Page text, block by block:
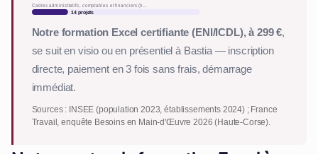
Cadres administratifs, comptables et financiers (h…
14 projets
Notre formation Excel certifiante (ENI/ICDL), à 299 €,
se suit en visio ou en présentiel à Bastia — inscription
directe, paiement en 3 fois sans frais, démarrage
immédiat.
Sources : INSEE (population 2023, établissements 2024) ; France
Travail, enquête Besoins en Main-d'Œuvre 2026 (Haute-Corse).